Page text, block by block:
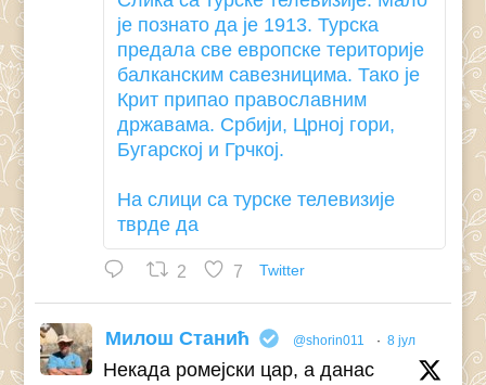
је познато да је 1913. Турска
предала све европске територије
балканским савезницима. Тако је
Крит припао православним
државама. Србији, Црној гори,
Бугарској и Грчкој.
На слици са турске телевизије
тврде да
2 7 Twitter
Милош Станић @shorin011 · 8 јул
Некада ромејски цар, а данас